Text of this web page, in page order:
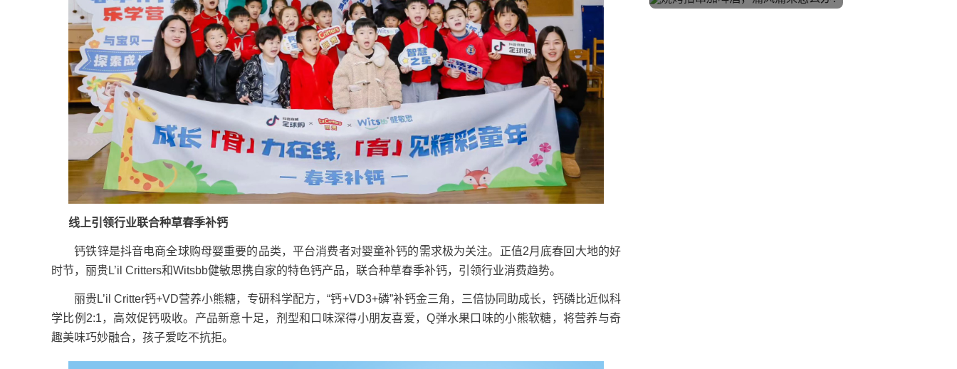
线上引领行业联合种草春季补钙
钙铁锌是抖音电商全球购母婴重要的品类，平台消费者对婴童补钙的需求极为关注。正值2月底春回大地的好
时节，丽贵L’il Critters和Witsbb健敏思携自家的特色钙产品，联合种草春季补钙，引领行业消费趋势。
丽贵L’il Critter钙+VD营养小熊糖，专研科学配方，“钙+VD3+磷”补钙金三角，三倍协同助成长，钙磷比近似科
学比例2:1，高效促钙吸收。产品新意十足，剂型和口味深得小朋友喜爱，Q弹水果口味的小熊软糖，将营养与奇
趣美味巧妙融合，孩子爱吃不抗拒。